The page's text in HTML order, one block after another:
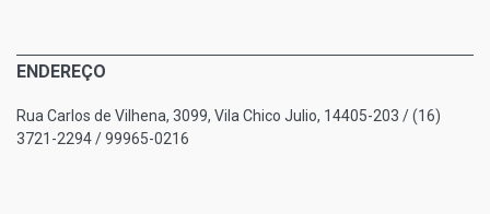
ENDEREÇO
Rua Carlos de Vilhena, 3099, Vila Chico Julio, 14405-203 / (16)
3721-2294 / 99965-0216